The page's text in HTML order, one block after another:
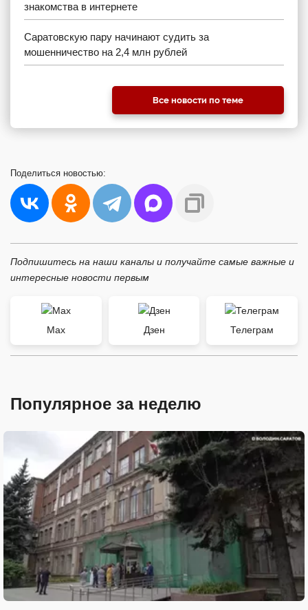
знакомства в интернете
Саратовскую пару начинают судить за
мошенничество на 2,4 млн рублей
Все новости по теме
Поделиться новостью:
Подпишитесь на наши каналы и получайте самые важные и
интересные новости первым
Max Дзен Телеграм
Популярное за неделю